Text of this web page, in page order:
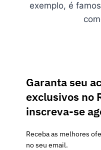
exemplo, é
Garanta seu
exclusivos no
inscreva-se
Receba as melhores
no seu email.